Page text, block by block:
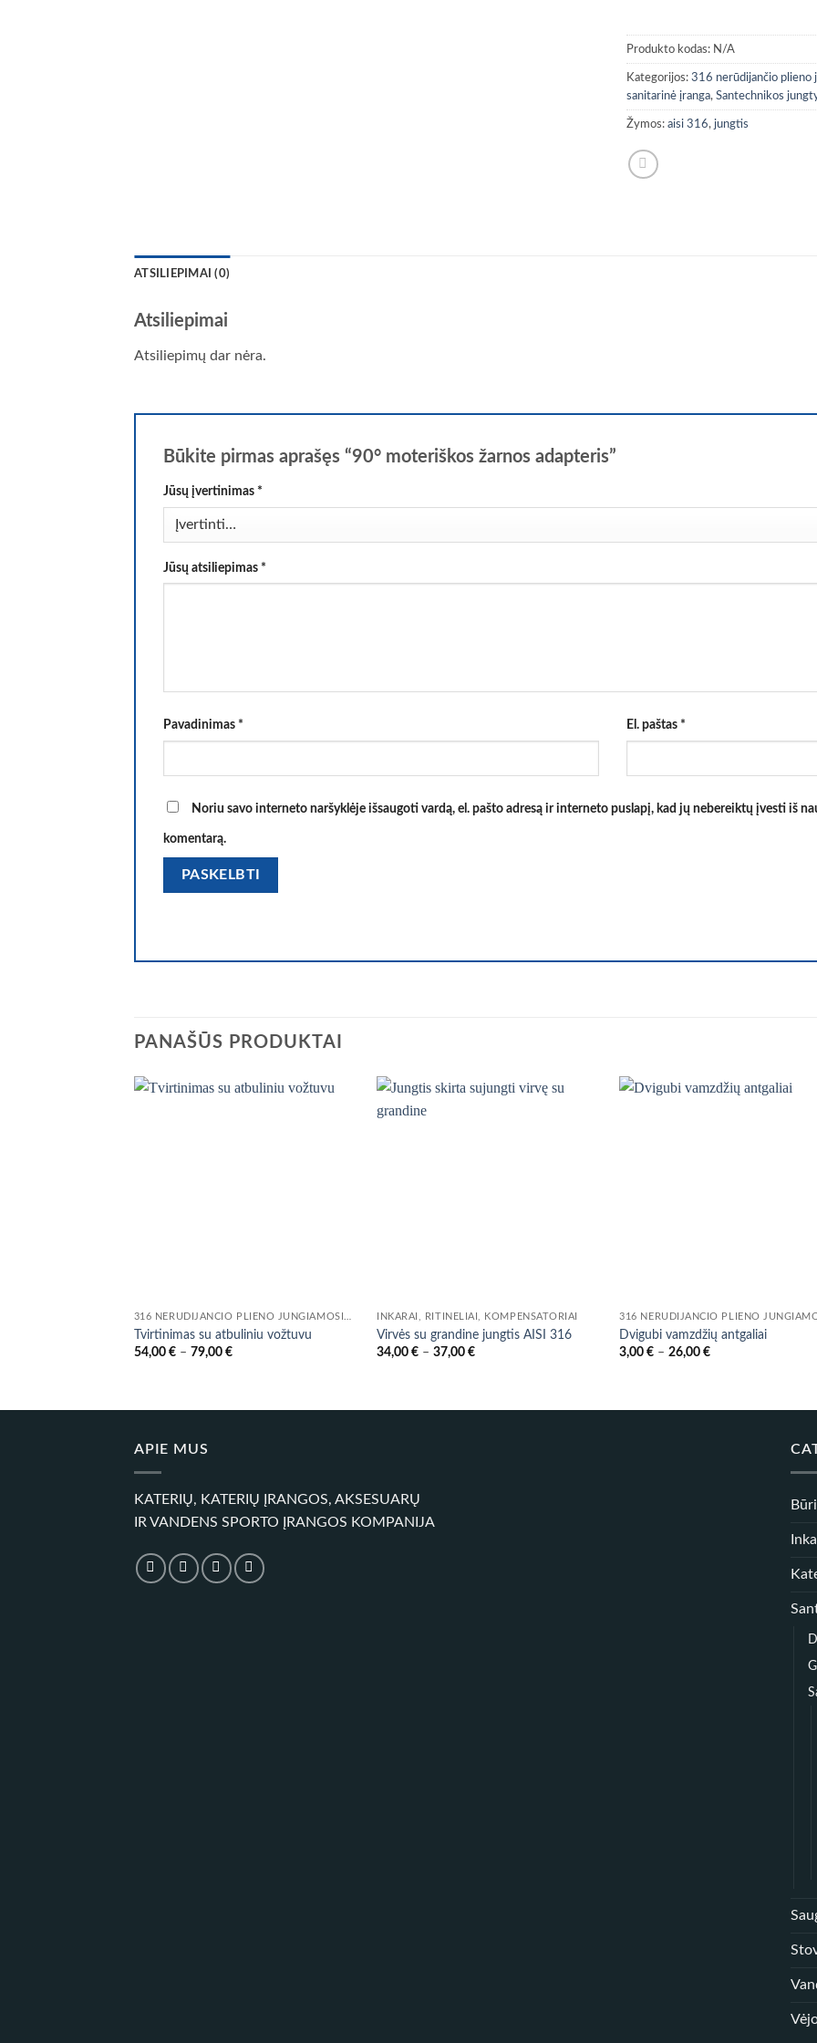
Produkto kodas: N/A
Kategorijos: 316 nerūdijančio plieno
sanitarinė įranga, Santechnikos
Žymos: aisi 316, jungtis
ATSILIEPIMAI (0)
Atsiliepimai
Atsiliepimų dar nėra.
Būkite pirmas aprašęs “90° moteriškos žarnos adapteris”
Jūsų įvertinimas *
Jūsų atsiliepimas *
Pavadinimas * El. paštas *
Noriu savo interneto naršyklėje išsaugoti vardą, el. pašto adresą ir interneto puslapį, kad jų nebereiktų įvesti iš
komentarą.
PANAŠŪS PRODUKTAI
Tvirtinimas su atbuliniu vožtuvu
54,00 € – 79,00 €Price
INKARAI, RITINĖLIAI, KOMPENSATORIAI
Virvės su grandine jungtis AISI 316
34,00€ – 37,00€Price
Dvigubi vamzdžių antgaliai
3,00€ – 26,00€Price
APIE MUS
KATERIŲ, KATERIŲ ĮRANGOS, AKSESUARŲ
IR VANDENS SPORTO ĮRANGOS KOMPANIJA